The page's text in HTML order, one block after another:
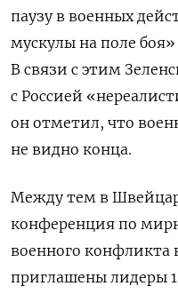
паузу в военных
мускулы на поле
В связи с этим
с Россией
он отметил, что
не видно конца.
Между тем в
конференция по
военного конфликта
приглашены лидеры